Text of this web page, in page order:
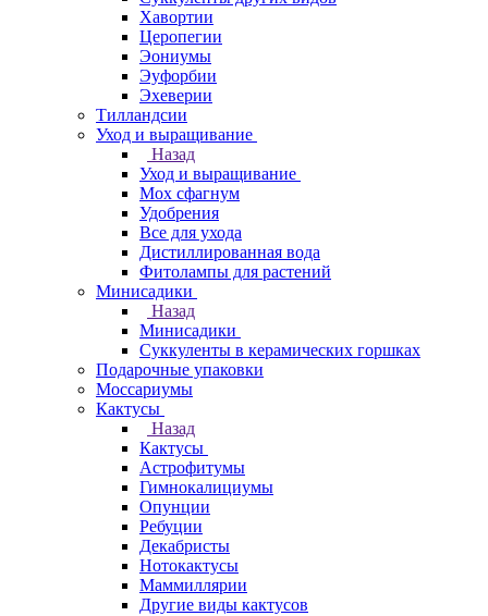
Хавортии
Церопегии
Эониумы
Эуфорбии
Эхеверии
Тилландсии
Уход и выращивание
Назад
Уход и выращивание
Мох сфагнум
Удобрения
Все для ухода
Дистиллированная вода
Фитолампы для растений
Минисадики
Назад
Минисадики
Суккуленты в керамических горшках
Подарочные упаковки
Моссариумы
Кактусы
Назад
Кактусы
Астрофитумы
Гимнокалициумы
Опунции
Ребуции
Декабристы
Нотокактусы
Маммиллярии
Другие виды кактусов